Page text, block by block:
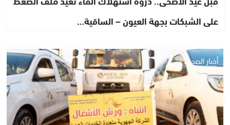
على الشبكات بجهة العيون – الساقية…
أخبار الصحراء